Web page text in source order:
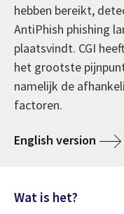
hebben bereikt,
AntiPhish phishing
plaatsvindt. CGI
het grootste
namelijk de
factoren.
English version
Wat is het?